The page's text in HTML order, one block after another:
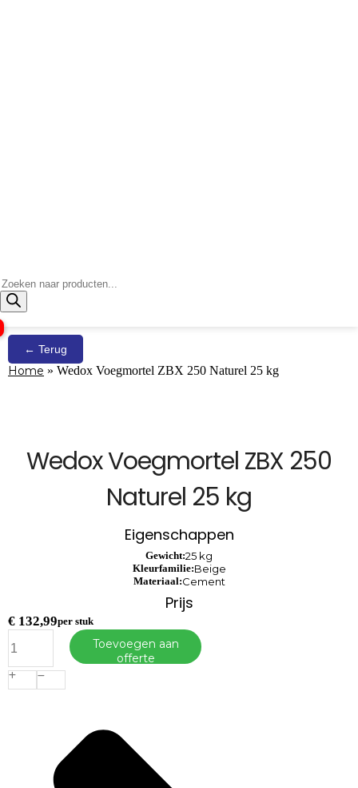
Producten
zoeken
← Terug
Home » Wedox Voegmortel ZBX 250 Naturel 25 kg
Wedox Voegmortel ZBX 250
Naturel 25 kg
Eigenschappen
Gewicht:25 kg
Kleurfamilie:Beige
Materiaal:Cement
Prijs
€ 132,99per stuk
Voegmortel
ZBX
250
Naturel
Toevoegen aan
offerte